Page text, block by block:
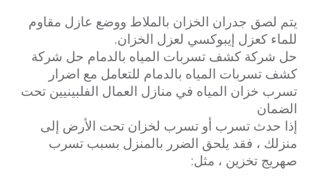
يتم لصق جدران الخزان بالملاط ووضع عازل مقاوم
للماء كعزل إيبوكسي لعزل الخزان.
حل شركة كشف تسربات المياه بالدمام حل شركة
كشف تسربات المياه بالدمام للتعامل مع اضرار
تسرب خزان المياه في منازل العمال الفلبينيين تحت
الضمان
إذا حدث تسرب أو تسرب لخزان تحت الأرض إلى
منزلك ، فقد يلحق الضرر بالمنزل بسبب تسرب
صهريج تخزين ، مثل: